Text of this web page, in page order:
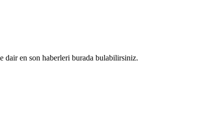
en son haberleri burada bulabilirsiniz.